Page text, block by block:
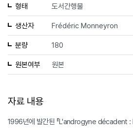
형태 도서간행물
생산자 Frédéric Monneyron
분량 180
원본여부 원본
자료 내용
1996년에 발간된 『L'androgyne décadent